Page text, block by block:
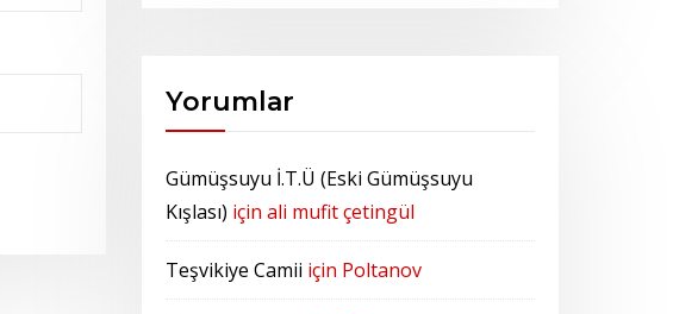
Yorumlar
Gümüşsuyu İ.T.Ü (Eski Gümüşsuyu
Kışlası) için ali mufit çetingül
Teşvikiye Camii için Poltanov